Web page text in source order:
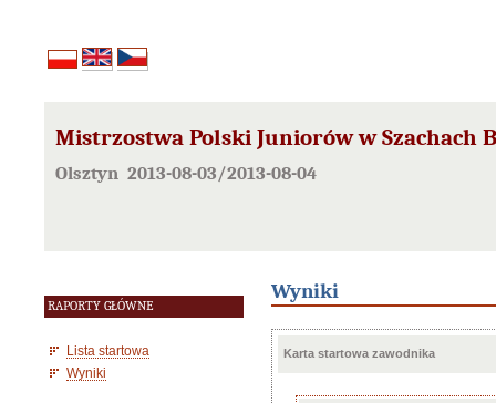
Mistrzostwa Polski Juniorów w Szachach
Olsztyn 2013-08-03/2013-08-04
RAPORTY GŁÓWNE
Lista startowa
Wyniki
Wyniki
Karta startowa zawodnika